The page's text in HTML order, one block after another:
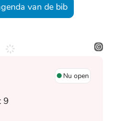
van de bib
BY
Nu open
9